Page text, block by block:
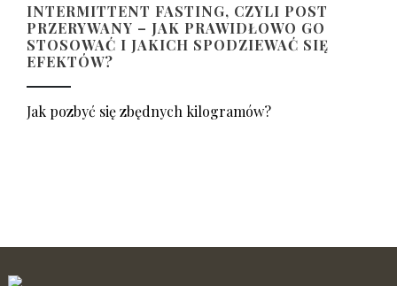
INTERMITTENT FASTING, CZYLI POST
PRZERYWANY – JAK PRAWIDŁOWO GO
STOSOWAĆ I JAKICH SPODZIEWAĆ SIĘ
EFEKTÓW?
Jak pozbyć się zbędnych kilogramów?